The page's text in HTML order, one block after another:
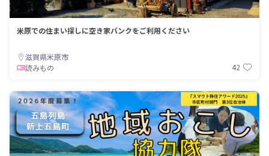
米原での住まい探しに空き家バンクをご利用ください
滋賀県米原市
読みもの
42